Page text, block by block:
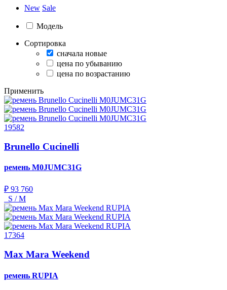
New Sale
Модель
Сортировка
сначала новые
цена по убыванию
цена по возрастанию
Применить
19582
Brunello Cucinelli
ремень M0JUMC31G
₽ 93 760
S / M
17364
Max Mara Weekend
ремень RUPIA